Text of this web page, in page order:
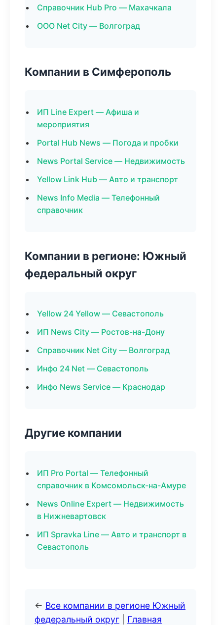
Справочник Hub Pro — Махачкала
ООО Net City — Волгоград
Компании в Симферополь
ИП Line Expert — Афиша и
мероприятия
Portal Hub News — Погода и пробки
News Portal Service — Недвижимость
Yellow Link Hub — Авто и транспорт
News Info Media — Телефонный
справочник
Компании в регионе: Южный
федеральный округ
Yellow 24 Yellow — Севастополь
ИП News City — Ростов-на-Дону
Справочник Net City — Волгоград
Инфо 24 Net — Севастополь
Инфо News Service — Краснодар
Другие компании
ИП Pro Portal — Телефонный
справочник в Комсомольск-на-Амуре
News Online Expert — Недвижимость
в Нижневартовск
ИП Spravka Line — Авто и транспорт в
Севастополь
← Все компании в регионе Южный
федеральный округ
Главная